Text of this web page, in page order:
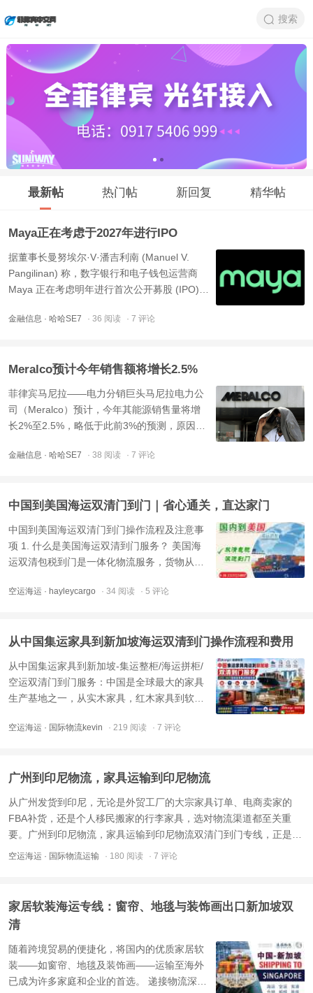
搜索
最新帖 热门帖 新回复 精华帖
Maya正在考虑于2027年进行IPO
据董事长曼努埃尔·V·潘吉利南 (Manuel V.
Pangilinan) 称，数字银行和电子钱包运营商
Maya 正在考虑明年进行首次公开​​募股 (IPO)，
示，上市计划仍然“按计划进行”，尽管竞争对
要的科技相 ...
金融信息 · 哈哈SE7 · 36 阅读 · 7 评论
Meralco预计今年销售额将增长2.5%
菲律宾马尼拉——电力分销巨头马尼拉电力公
司（Meralco）预计，今年其能源销售量将增
长2%至2.5%，略低于此前3%的预测，原因是
过，更新后的预测比去年几乎持平的销售量
Meralco 的用户群在上半年增 ...
金融信息 · 哈哈SE7 · 38 阅读 · 7 评论
中国到美国海运双清门到门｜省心通关，直达家门
中国到美国海运双清门到门操作流程及注意事
项 1. 什么是美国海运双清到门服务？ 美国海
运双清包税到门是一体化物流服务，货物从中
包国内报关和美国清关的费用。其中国内拖
大幅简化跨境操作，节 ...
空运海运 · hayleycargo · 34 阅读 · 5 评论
从中国集运家具到新加坡海运双清到门操作流程和费用
从中国集运家具到新加坡-集运整柜/海运拼柜/
空运双清门到门服务：中国是全球最大的家具
生产基地之一，从实木家具，红木家具到软体
从中国集运家具海运到新加坡是非常成熟的物
具并海运到新加坡， ...
空运海运 · 国际物流kevin · 219 阅读 · 7 评论
广州到印尼物流，家具运输到印尼物流
从广州发货到印尼，无论是外贸工厂的大宗家具订单、电商卖家的
FBA补货，还是个人移民搬家的行李家具，选对物流渠道都至关重
要。广州到印尼物流，家具运输到印尼物流双清门到门专线，正是为
不同货物量身打造的一站式解决方案。双清包税，省心省力广州到印
空运海运 · 国际物流运输 · 180 阅读 · 7 评论
家居软装海运专线：窗帘、地毯与装饰画出口新加坡双
清
随着跨境贸易的便捷化，将国内的优质家居软
装——如窗帘、地毯及装饰画——运输至海外
已成为许多家庭和企业的首选。 递接物流深耕